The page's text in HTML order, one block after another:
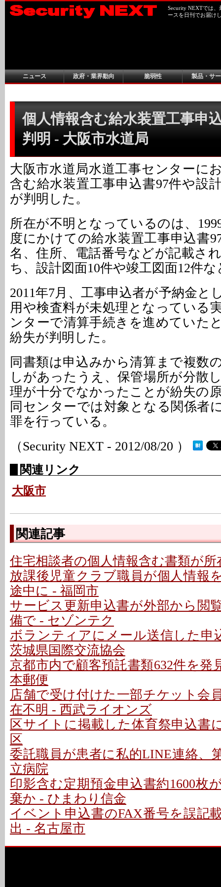
Security NEXTでは
ースを日刊でお届け
ニュース 政府・業界動向 脆弱性 製品・サ
個人情報含む給水装置工事申
判明 - 大阪市水道局
大阪市水道局水道工事センターに
含む給水装置工事申込書97件や設
が判明した。
所在が不明となっているのは、
度にかけての給水装置工事申込書
名、住所、電話番号などが記載さ
ち、設計図面10件や竣工図面12件
2011年7月、工事申込者が予納金と
用や検査料が未処理となっている
ンターで清算手続きを進めていた
紛失が判明した。
同書類は申込みから清算まで複数
しがあったうえ、保管場所が分散
理が十分でなかったことが紛失の
同センターでは対象となる関係者
罪を行っている。
（Security NEXT - 2012/08/20 ）
関連リンク
大阪市
関連記事
住宅相談者の個人情報含む書類が
放課後児童クラブ職員が個人情報
途中に - 福岡市
サービス更新申込書が外部から閲
備で - セゾンテク
ボランティアにメール送信した申
茨城県国際交流協会
京都市内で顧客預託書類632件を発
本郵便
店舗で受け付けた一部チケット会
在不明 - 西武ライオンズ
区サイトに掲載した体育祭申込書
区
委託職員が患者に私的LINE連絡、
立病院
印影含む定期預金申込書約1600枚
棄か - ひまわり信金
イベント申込書のFAX番号を誤記
出 - 名古屋市